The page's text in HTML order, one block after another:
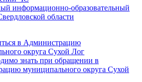
информационно-образовательный
области
в Администрацию
округа Сухой Лог
знать при обращении в
муниципального округа Сухой